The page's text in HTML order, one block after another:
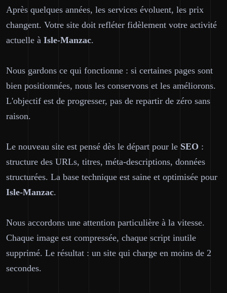
Après quelques années, les services évoluent, les prix
changent. Votre site doit refléter fidèlement votre activité
actuelle à Isle-Manzac.
Nous gardons ce qui fonctionne : si certaines pages sont
bien positionnées, nous les conservons et les améliorons.
L'objectif est de progresser, pas de repartir de zéro sans
raison.
Le nouveau site est pensé dès le départ pour le SEO :
structure des URLs, titres, méta-descriptions, données
structurées. La base technique est saine et optimisée pour
Isle-Manzac.
Nous accordons une attention particulière à la vitesse.
Chaque image est compressée, chaque script inutile
supprimé. Le résultat : un site qui charge en moins de 2
secondes.